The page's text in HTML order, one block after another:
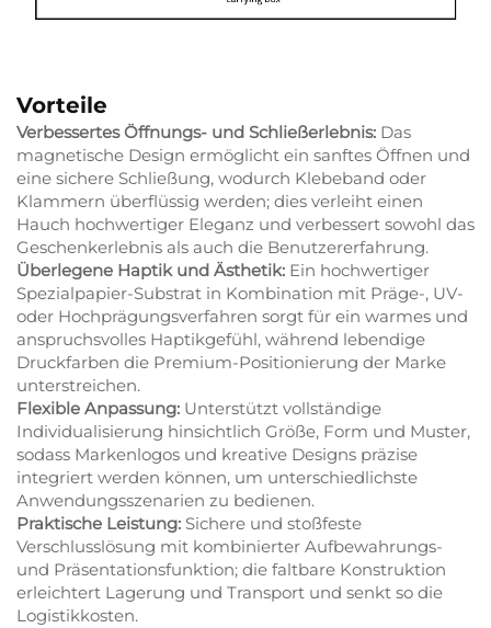
Vorteile
Verbessertes Öffnungs- und Schließerlebnis: Das
magnetische Design ermöglicht ein sanftes Öffnen und
eine sichere Schließung, wodurch Klebeband oder
Klammern überflüssig werden; dies verleiht einen
Hauch hochwertiger Eleganz und verbessert sowohl das
Geschenkerlebnis als auch die Benutzererfahrung.
Überlegene Haptik und Ästhetik: Ein hochwertiger
Spezialpapier-Substrat in Kombination mit Präge-, UV-
oder Hochprägungsverfahren sorgt für ein warmes und
anspruchsvolles Haptikgefühl, während lebendige
Druckfarben die Premium-Positionierung der Marke
unterstreichen.
Flexible Anpassung: Unterstützt vollständige
Individualisierung hinsichtlich Größe, Form und Muster,
sodass Markenlogos und kreative Designs präzise
integriert werden können, um unterschiedlichste
Anwendungsszenarien zu bedienen.
Praktische Leistung: Sichere und stoßfeste
Verschlusslösung mit kombinierter Aufbewahrungs-
und Präsentationsfunktion; die faltbare Konstruktion
erleichtert Lagerung und Transport und senkt so die
Logistikkosten.